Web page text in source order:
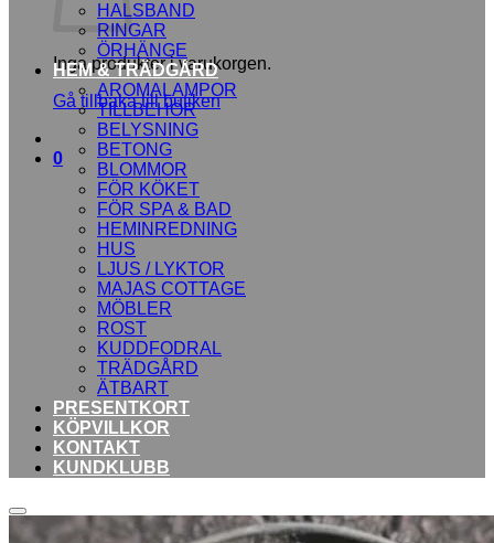
Inga produkter i varukorgen.
Gå tillbaka till butiken
0
HALSBAND
RINGAR
ÖRHÄNGE
HEM & TRÄDGÅRD
AROMALAMPOR
TILLBEHÖR
BELYSNING
BETONG
BLOMMOR
FÖR KÖKET
FÖR SPA & BAD
HEMINREDNING
HUS
LJUS / LYKTOR
MAJAS COTTAGE
MÖBLER
ROST
KUDDFODRAL
TRÄDGÅRD
ÄTBART
PRESENTKORT
KÖPVILLKOR
KONTAKT
KUNDKLUBB